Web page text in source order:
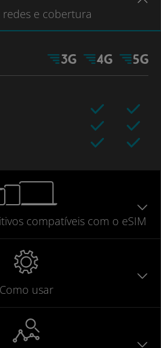
redes e cobertura
compatíveis com o eSIM
Como usar